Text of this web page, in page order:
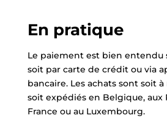
En pratique
Le paiement est bien entendu
soit par carte de crédit ou via
bancaire. Les achats sont soit
soit expédiés en Belgique, aux
France ou au Luxembourg.